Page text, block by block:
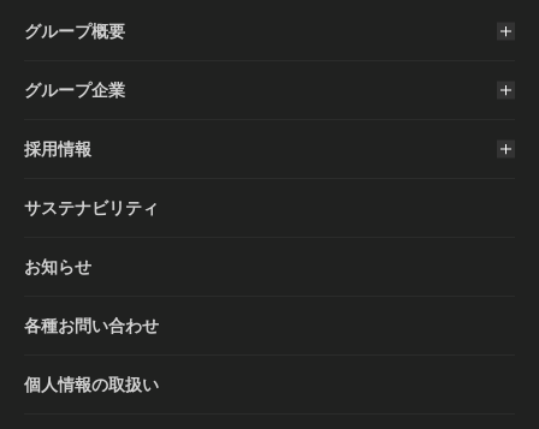
グループ概要
グループ企業
採用情報
サステナビリティ
お知らせ
各種お問い合わせ
個人情報の取扱い